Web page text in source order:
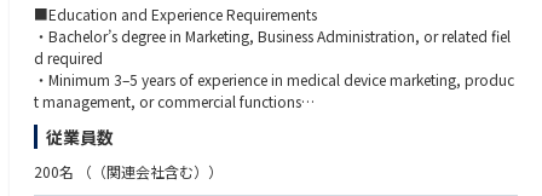
d market analysis, the Marketing Specialist ensures that business decision
s are data‑driven and aligned with market needs.
・This position acts as the voice of the Japanese market within Global M
arketing, shaping portfolio development and ensuring strategies resonat
e locally. The role also includes Key Opinion Leader (KOL) engagement, c
ongress planning, scientific marketing, communications, and sales enabl
ement through training and marketing tools.
ーEssential Duties and Responsibilitiesー
■Education and Experience Requirements
・Bachelor’s degree in Marketing, Business Administration, or related fiel
d required
・Minimum 3–5 years of experience in medical device marketing, produc
t management, or commercial functions
・Experience supporting new product launches or commercialization ac
tivities preferred
・Experience conducting market research and competitive analysis
従業員数
200名 （（関連会社含む））